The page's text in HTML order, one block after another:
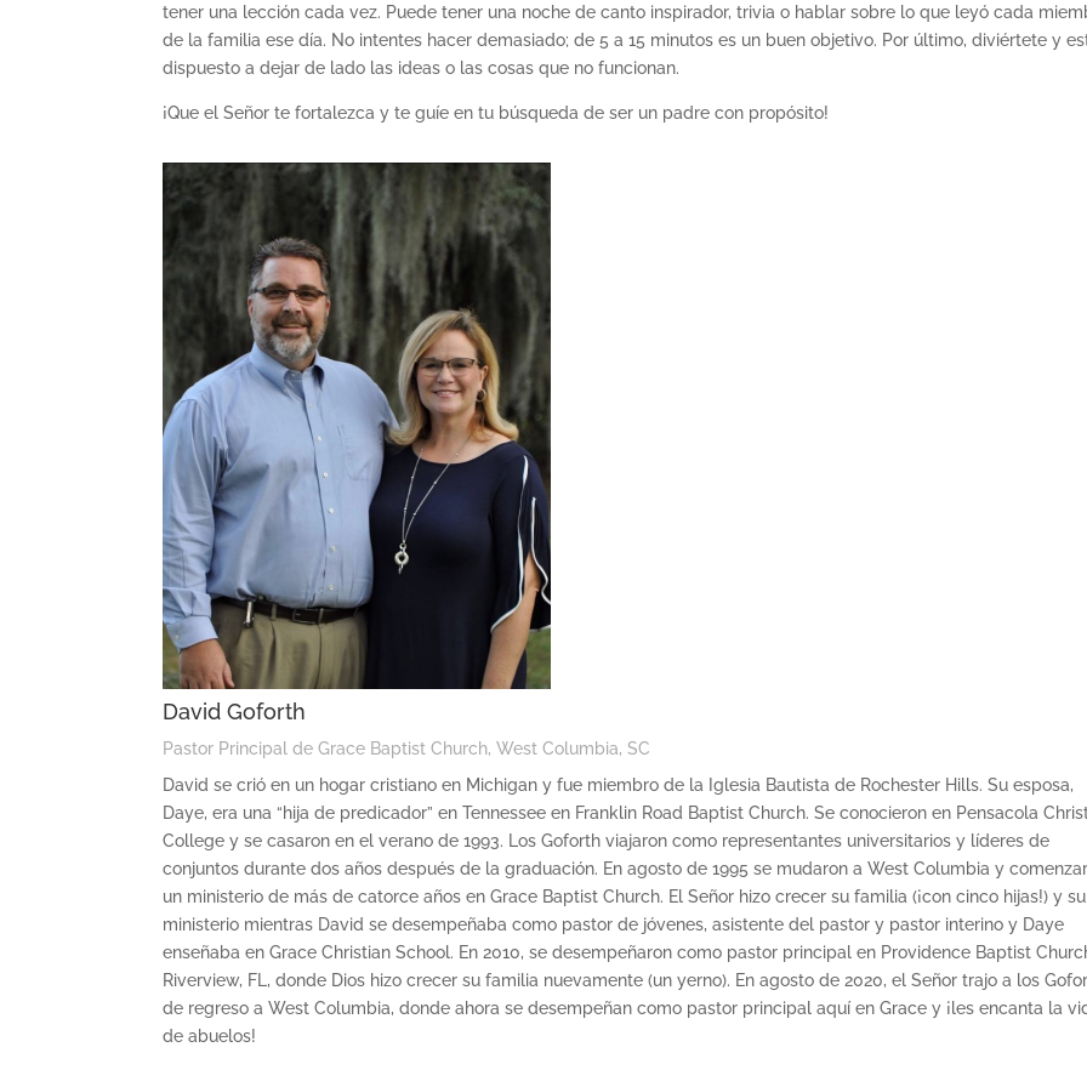
tener una lección cada vez. Puede tener una noche de canto inspirador, trivia o hablar sobre lo que leyó cada
de la familia ese día. No intentes hacer demasiado; de 5 a 15 minutos es un buen objetivo. Por último, diviértete y
dispuesto a dejar de lado las ideas o las cosas que no funcionan.
¡Que el Señor te fortalezca y te guíe en tu búsqueda de ser un padre con propósito!
David Goforth
Pastor Principal de Grace Baptist Church, West Columbia, SC
David se crió en un hogar cristiano en Michigan y fue miembro de la Iglesia Bautista de Rochester Hills. Su esposa,
Daye, era una “hija de predicador” en Tennessee en Franklin Road Baptist Church. Se conocieron en Pensacola
College y se casaron en el verano de 1993. Los Goforth viajaron como representantes universitarios y líderes de
conjuntos durante dos años después de la graduación. En agosto de 1995 se mudaron a West Columbia y
un ministerio de más de catorce años en Grace Baptist Church. El Señor hizo crecer su familia (¡con cinco hijas!) y su
ministerio mientras David se desempeñaba como pastor de jóvenes, asistente del pastor y pastor interino y Daye
enseñaba en Grace Christian School. En 2010, se desempeñaron como pastor principal en Providence Baptist
Riverview, FL, donde Dios hizo crecer su familia nuevamente (un yerno). En agosto de 2020, el Señor trajo a los
de regreso a West Columbia, donde ahora se desempeñan como pastor principal aquí en Grace y ¡les encanta la
de abuelos!